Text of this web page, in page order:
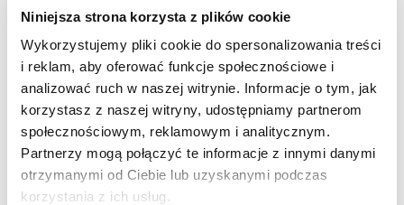
Niniejsza strona korzysta z plików cookie
Wykorzystujemy pliki cookie do spersonalizowania treści
i reklam, aby oferować funkcje społecznościowe i
analizować ruch w naszej witrynie. Informacje o tym, jak
korzystasz z naszej witryny, udostępniamy partnerom
społecznościowym, reklamowym i analitycznym.
Partnerzy mogą połączyć te informacje z innymi danymi
otrzymanymi od Ciebie lub uzyskanymi podczas
korzystania z ich usług.
Ocenił(a) produkt na
Opinia zamieszczona 03.05.2026
Wyglad i fukcjonalnosc pierwsza klasa
Ocenił(a) produkt na